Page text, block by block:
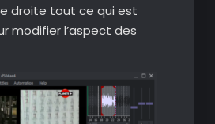
droite tout ce qui est
modifier l’aspect des